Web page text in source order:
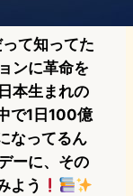
て知ってた
ンに革命を
日本生まれの
で1日100億
なってるん
ーに、その
よう